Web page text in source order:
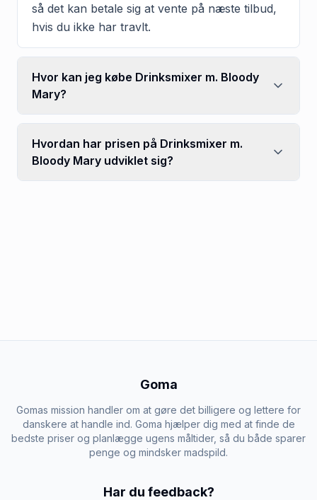
så det kan betale sig at vente på næste tilbud,
hvis du ikke har travlt.
Hvor kan jeg købe Drinksmixer m. Bloody
Mary?
Hvordan har prisen på Drinksmixer m.
Bloody Mary udviklet sig?
Goma
Gomas mission handler om at gøre det billigere og lettere for
danskere at handle ind. Goma hjælper dig med at finde de
bedste priser og planlægge ugens måltider, så du både sparer
penge og mindsker madspild.
Har du feedback?